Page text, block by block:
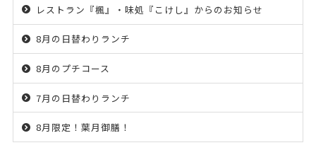
レストラン『楓』・味処『こけし』からのお知らせ
8月の日替わりランチ
8月のプチコース
7月の日替わりランチ
8月限定！葉月御膳！